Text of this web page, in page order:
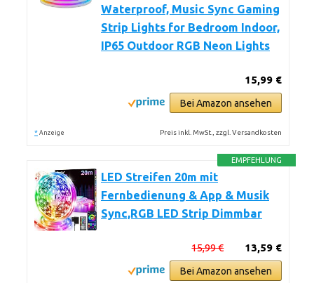
Waterproof, Music Sync Gaming
Strip Lights for Bedroom Indoor,
IP65 Outdoor RGB Neon Lights
15,99 €
Bei Amazon ansehen
* Anzeige Preis inkl. MwSt., zzgl. Versandkosten
EMPFEHLUNG
LED Streifen 20m mit
Fernbedienung & App & Musik
Sync,RGB LED Strip Dimmbar
13,59 €
15,99 €
Bei Amazon ansehen